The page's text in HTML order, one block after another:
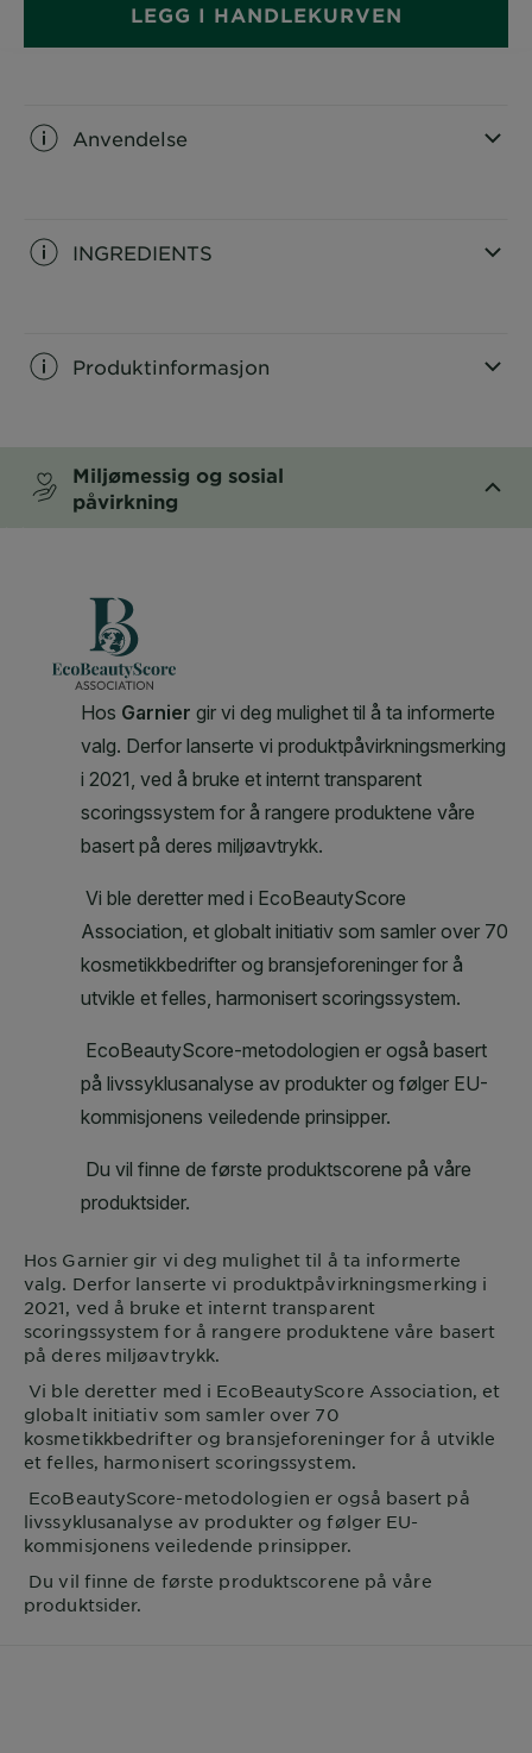
LEGG I HANDLEKURVEN
Anvendelse
INGREDIENTS
Produktinformasjon
Miljømessig og sosial
påvirkning
Hos Garnier gir vi deg mulighet til å ta informerte
valg. Derfor lanserte vi produktpåvirkningsmerking i
2021, ved å bruke et internt transparent
scoringssystem for å rangere produktene våre basert
på deres miljøavtrykk.
Vi ble deretter med i EcoBeautyScore Association, et
globalt initiativ som samler over 70
kosmetikkbedrifter og bransjeforeninger for å utvikle
et felles, harmonisert scoringssystem.
EcoBeautyScore-metodologien er også basert på
livssyklusanalyse av produkter og følger EU-
kommisjonens veiledende prinsipper.
Du vil finne de første produktscorene på våre
produktsider.